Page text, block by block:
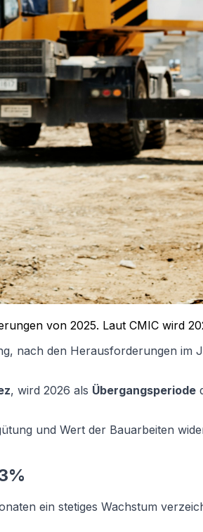
von 2025. Laut CMIC wird
nach den Herausforderungen im
, wird 2026 als Übergangsperiode
und Wert der Bauarbeiten
ein stetiges Wachstum